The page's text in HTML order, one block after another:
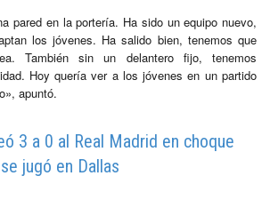
pared en la portería. Ha sido un equipo nuevo,
los jóvenes. Ha salido bien, tenemos que
También sin un delantero fijo, tenemos
Hoy quería ver a los jóvenes en un partido
apuntó.
3 a 0 al Real Madrid en choque
jugó en Dallas